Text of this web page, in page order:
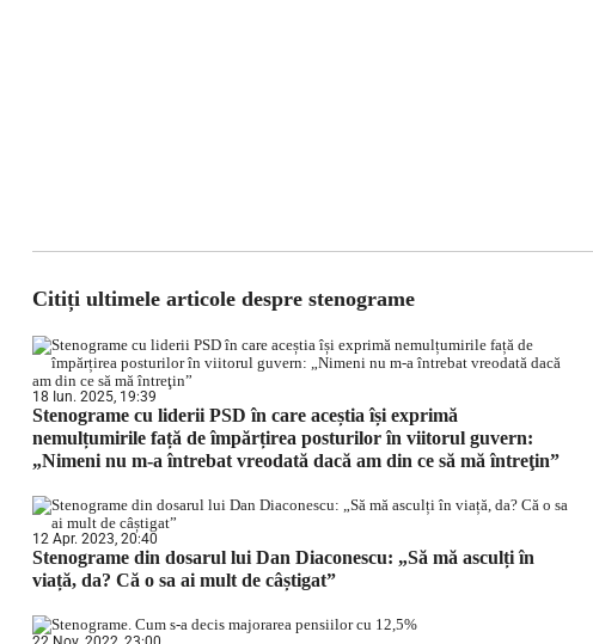
Citiți ultimele articole despre stenograme
18 Iun. 2025, 19:39
Stenograme cu liderii PSD în care aceștia își exprimă
nemulțumirile față de împărțirea posturilor în viitorul guvern:
„Nimeni nu m-a întrebat vreodată dacă am din ce să mă întreţin”
12 Apr. 2023, 20:40
Stenograme din dosarul lui Dan Diaconescu: „Să mă asculți în
viață, da? Că o sa ai mult de câștigat”